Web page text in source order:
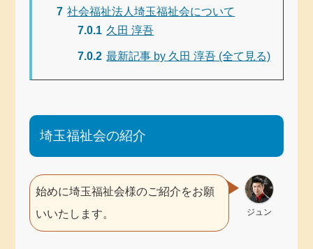
7 社会福祉法人埼玉福祉会について
7.0.1 久田 淳吾
7.0.2 最新記事 by 久田 淳吾 (全て見る)
埼玉福祉会の紹介
ジュン
始めに埼玉福祉会様のご紹介をお願
いいたします。